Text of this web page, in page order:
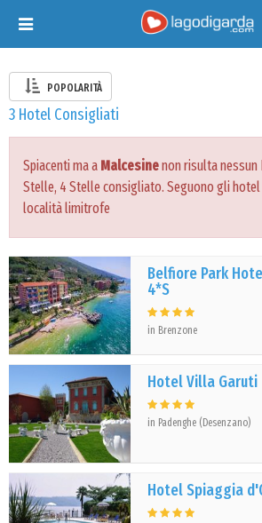
Toggle
navigation
POPOLARITÀ
3 Hotel Consigliati
Spiacenti ma a Malcesinenon risulta nessun
Stelle, 4 Stelle consigliato. Seguono gli
località limitrofe
Belfiore Park
4*S
in Brenzone
Hotel Villa Garuti
in Padenghe (Desenzano)
Hotel Spiaggia